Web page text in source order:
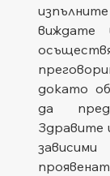
виждате
докато
да
Здравите